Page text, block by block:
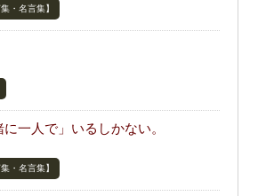
・名言集】
一人で」いるしかない。
・名言集】